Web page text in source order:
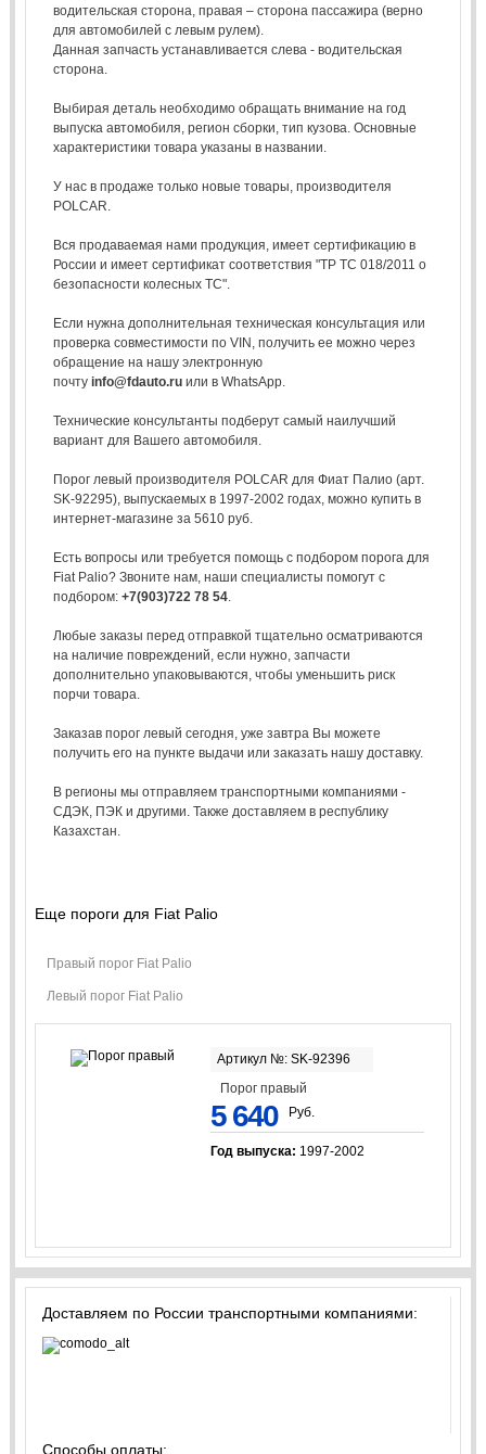
водительская сторона, правая – сторона пассажира (верно
для автомобилей с левым рулем).
Данная запчасть устанавливается слева - водительская
сторона.
Выбирая деталь необходимо обращать внимание на год
выпуска автомобиля, регион сборки, тип кузова. Основные
характеристики товара указаны в названии.
У нас в продаже только новые товары, производителя
POLCAR.
Вся продаваемая нами продукция, имеет сертификацию в
России и имеет сертификат соответствия "ТР ТС 018/2011 о
безопасности колесных ТС".
Если нужна дополнительная техническая консультация или
проверка совместимости по VIN, получить ее можно через
обращение на нашу электронную
почту info@fdauto.ruили в WhatsApp.
Технические консультанты подберут самый наилучший
вариант для Вашего автомобиля.
Порог левый производителя POLCAR для Фиат Палио (арт.
SK-92295), выпускаемых в 1997-2002 годах, можно купить в
интернет-магазине за 5610 руб.
Есть вопросы или требуется помощь с подбором порога для
Fiat Palio? Звоните нам, наши специалисты помогут с
подбором: +7(903)722 78 54.
Любые заказы перед отправкой тщательно осматриваются
на наличие повреждений, если нужно, запчасти
дополнительно упаковываются, чтобы уменьшить риск
порчи товара.
Заказав порог левый сегодня, уже завтра Вы можете
получить его на пункте выдачи или заказать нашу доставку.
В регионы мы отправляем транспортными компаниями -
СДЭК, ПЭК и другими. Также доставляем в республику
Казахстан.
Еще пороги для Fiat Palio
Правый порог Fiat Palio
Левый порог Fiat Palio
Артикул №: SK-92396
Порог правый
5 640 Руб.
Год выпуска: 1997-2002
Доставляем по России транспортными компаниями:
Способы оплаты: